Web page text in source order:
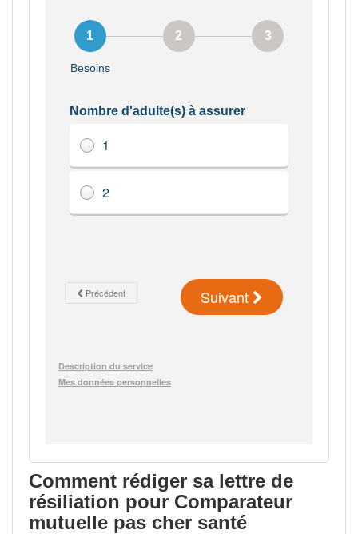
Comment rédiger sa lettre de
résiliation pour Comparateur
mutuelle pas cher santé